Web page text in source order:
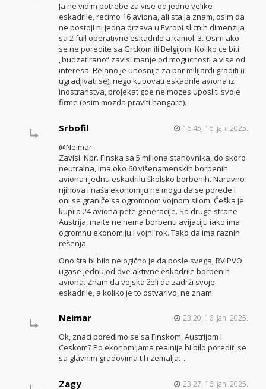
Ja ne vidim potrebe za vise od jedne velike
eskadrile, recimo 16 aviona, ali sta ja znam, osim da
ne postoji ni jedna drzava u Evropi slicnih dimenzija
sa 2 full operativne eskadrile a kamoli 3. Osim ako
se ne poredite sa Grckom ili Belgijom. Koliko ce biti
„budzetirano“ zavisi manje od mogucnosti a vise od
interesa. Relano je unosnije za par milijardi graditi (i
ugradjivati se), nego kupovati eskadrile aviona iz
inostranstva, projekat gde ne mozes uposliti svoje
firme (osim mozda praviti hangare).
Srbofil 16:45, 16. jan. 2025.
@Neimar
Zavisi. Npr. Finska sa 5 miliona stanovnika, do skoro
neutralna, ima oko 60 višenamenskih borbenih
aviona i jednu eskadrilu školsko borbenih. Naravno
njihova i naša ekonomiju ne mogu da se porede i
oni se graniče sa ogromnom vojnom silom. Češka je
kupila 24 aviona pete generacije. Sa druge strane
Austrija, malte ne nema borbenu avijaciju iako ima
ogromnu ekonomiju i vojni rok. Tako da ima raznih
rešenja.
Ono šta bi bilo nelogično je da posle svega, RViPVO
ugase jednu od dve aktivne eskadrile borbenih
aviona. Znam da vojska želi da zadrži svoje
eskadrile, a koliko je to ostvarivo, ne znam.
Neimar 23:20, 16. jan. 2025.
Ok, znaci poredimo se sa Finskom, Austrijom i
Ceskom? Po ekonomijama realnije bi bilo porediti se
sa glavnim gradovima tih zemalja…
Zagy 23:27, 16. jan. 2025.